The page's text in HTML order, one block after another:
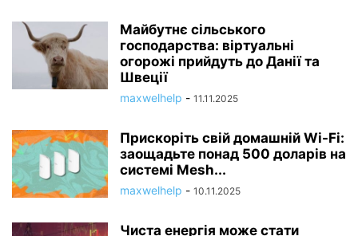
Майбутнє сільського
господарства: віртуальні
огорожі прийдуть до Данії та
Швеції
maxwelhelp - 11.11.2025
Прискоріть свій домашній Wi-Fi:
заощадьте понад 500 доларів на
системі Mesh...
maxwelhelp - 10.11.2025
Чиста енергія може стати